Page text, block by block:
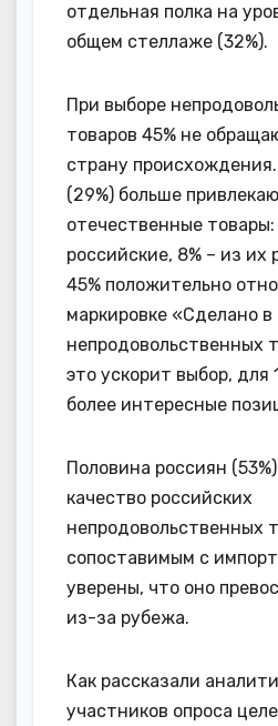
отдельная полка на
общем стеллаже (32%).
При выборе
товаров 45% не
страну
(29%) больше
отечественные товары:
российские, 8% – из их
45% положительно
маркировке «Сделано
непродовольственных
это ускорит выбор, для
более интересные
Половина россиян
качество российских
непродовольственных
сопоставимым с
уверены, что оно
из-за рубежа.
Как рассказали
участников опроса